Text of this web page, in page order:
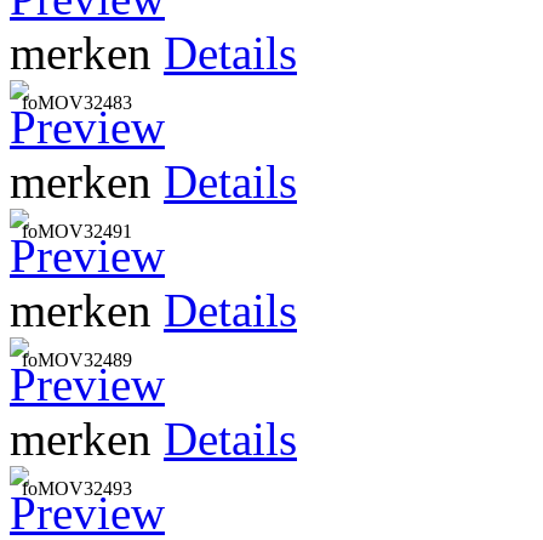
merken Details
foMOV32483
merken Details
foMOV32491
merken Details
foMOV32489
merken Details
foMOV32493